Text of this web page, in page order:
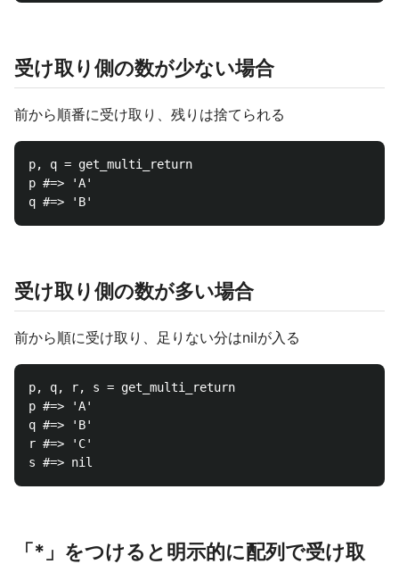
受け取り側の数が少ない場合
前から順番に受け取り、残りは捨てられる
p, q = get_multi_return
p #=> 'A'
受け取り側の数が多い場合
前から順に受け取り、足りない分はnilが入る
p, q, r, s = get_multi_return
p #=> 'A'
q #=> 'B'
r #=> 'C'
「*」をつけると明示的に配列で受け取